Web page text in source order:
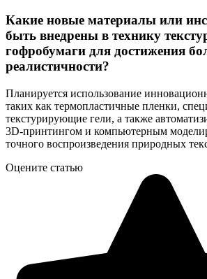
Какие новые материалы или
быть внедрены в технику
гофробумаги для достижения
реалистичности?
Планируется использование
таких как термопластичные пленки,
текстурирующие гели, а также
3D-принтингом и компьютерным
точного воспроизведения природных
Оцените статью